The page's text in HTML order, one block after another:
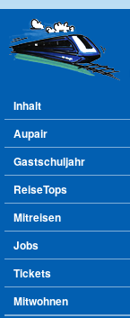
Hauptmenü
Inhalt
Aupair
Gastschuljahr
ReiseTops
Mitreisen
Jobs
Tickets
Mitwohnen